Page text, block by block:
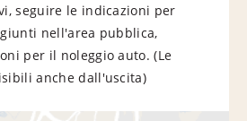
seguire le indicazioni per
nell'area pubblica,
per il noleggio auto. (Le
anche dall'uscita)